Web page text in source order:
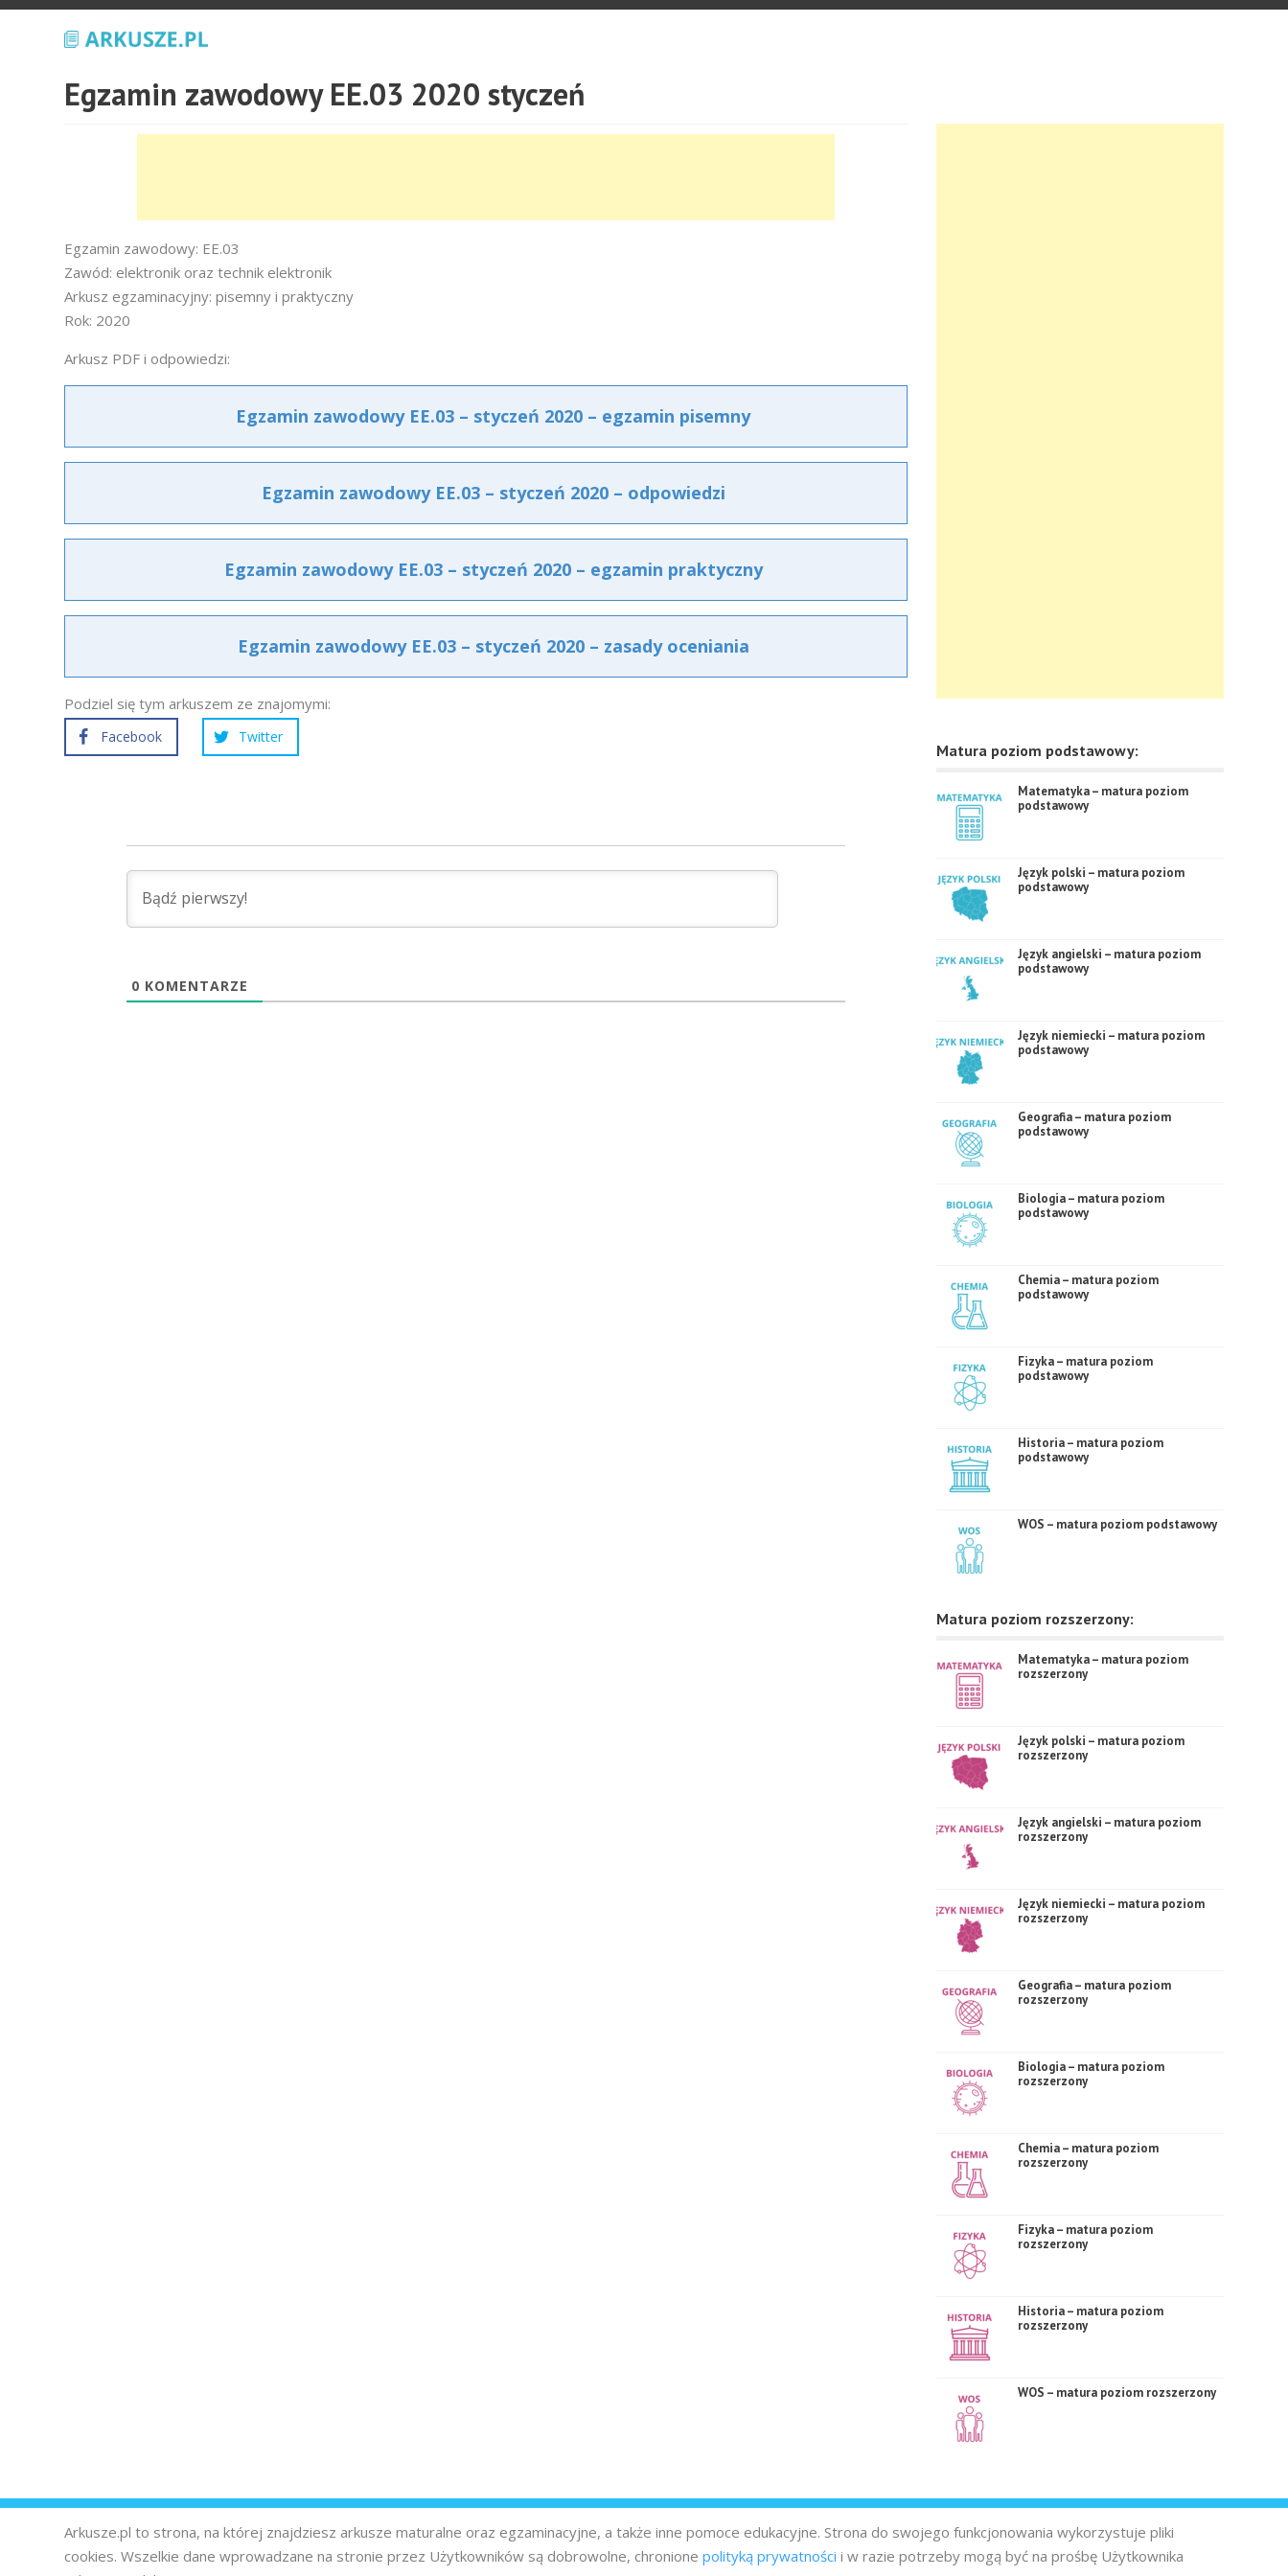
Egzamin zawodowy EE.03 2020 styczeń
Egzamin zawodowy: EE.03
Zawód: elektronik oraz technik elektronik
Arkusz egzaminacyjny: pisemny i praktyczny
Rok: 2020
Arkusz PDF i odpowiedzi:
Egzamin zawodowy EE.03 – styczeń 2020 – egzamin pisemny
Egzamin zawodowy EE.03 – styczeń 2020 – odpowiedzi
Egzamin zawodowy EE.03 – styczeń 2020 – egzamin praktyczny
Egzamin zawodowy EE.03 – styczeń 2020 – zasady oceniania
Podziel się tym arkuszem ze znajomymi:
Facebook Twitter
0 KOMENTARZE
Matura poziom podstawowy:
Matematyka – matura poziom
podstawowy
Język polski – matura poziom
podstawowy
Język angielski – matura poziom
podstawowy
Język niemiecki – matura poziom
podstawowy
Geografia – matura poziom
podstawowy
Biologia – matura poziom
podstawowy
Chemia – matura poziom
podstawowy
Fizyka – matura poziom
podstawowy
Historia – matura poziom
podstawowy
WOS – matura poziom podstawowy
Matura poziom rozszerzony:
Matematyka – matura poziom
rozszerzony
Język polski – matura poziom
rozszerzony
Język angielski – matura poziom
rozszerzony
Język niemiecki – matura poziom
rozszerzony
Geografia – matura poziom
rozszerzony
Biologia – matura poziom
rozszerzony
Chemia – matura poziom
rozszerzony
Fizyka – matura poziom
rozszerzony
Historia – matura poziom
rozszerzony
WOS – matura poziom rozszerzony
Arkusze.pl to strona, na której znajdziesz arkusze maturalne oraz egzaminacyjne, a także inne pomoce edukacyjne. Strona do swojego funkcjonowania wykorzystuje pliki
cookies. Wszelkie dane wprowadzane na stronie przez Użytkowników są dobrowolne, chronione polityką prywatności i w razie potrzeby mogą być na prośbę Użytkownika